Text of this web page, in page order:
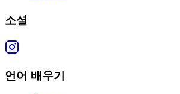
소셜
언어 배우기